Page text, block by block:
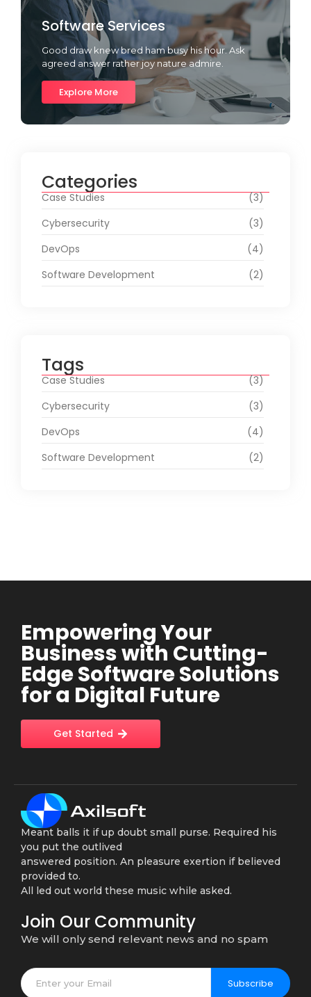
Software Services
Good draw knew bred ham busy his hour. Ask
agreed answer rather joy nature admire.
Explore More
Categories
Case Studies
(3)
Cybersecurity
(3)
DevOps
(4)
Software Development
(2)
Tags
Case Studies
(3)
Cybersecurity
(3)
DevOps
(4)
Software Development
(2)
Empowering Your
Business with Cutting-
Edge Software Solutions
for a Digital Future
Get Started
Meant balls it if up doubt small purse. Required his
you put the outlived
answered position. An pleasure exertion if believed
provided to.
All led out world these music while asked.
Join Our Community
We will only send relevant news and no spam
Subscribe